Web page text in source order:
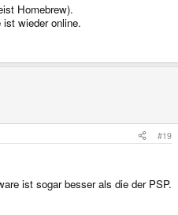
Homebrew).
wieder online.
#19
ist sogar besser als die der PSP.